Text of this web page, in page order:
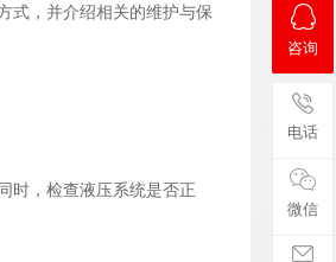
式，并介绍相关的维护与保
时，检查液压系统是否正
咨询
电话
微信